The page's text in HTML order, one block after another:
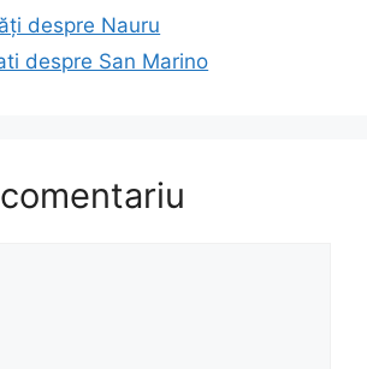
despre Nauru
despre San Marino